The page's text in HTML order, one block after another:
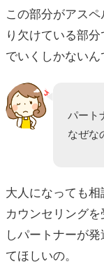
この部分がアス
り欠けている部
でいくしかないん
パート
なぜな
大人になっても
カウンセリング
しパートナーが
てほしいの。